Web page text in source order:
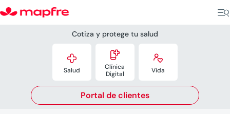
Cotiza y protege tu salud

Salud

Clínica
Digital

Vida
Portal de clientes